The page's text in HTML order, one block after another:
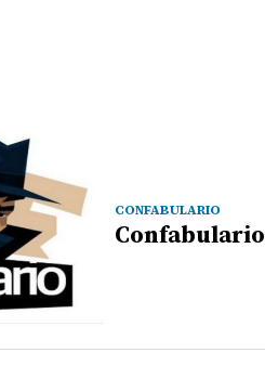
CONFABULARIO
Confabulario